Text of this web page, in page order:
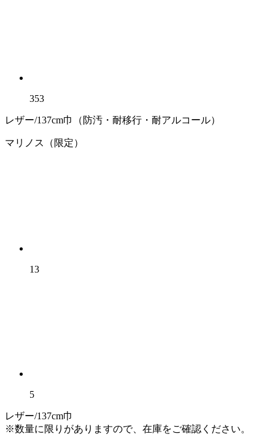
353
レザー/137cm巾（防汚・耐移行・耐アルコール）
マリノス（限定）
13
5
レザー/137cm巾
※数量に限りがありますので、在庫をご確認ください。